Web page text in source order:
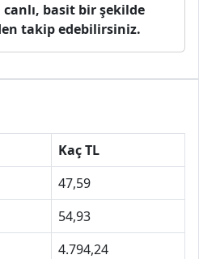
canlı, basit bir şekilde
takip edebilirsiniz.
Kaç TL
47,59
54,93
4.794,24